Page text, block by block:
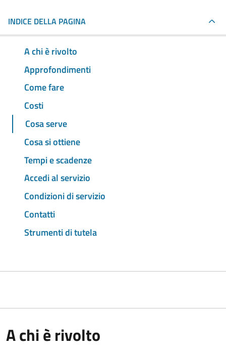
INDICE DELLA PAGINA
A chi è rivolto
Approfondimenti
Come fare
Costi
Cosa serve
Cosa si ottiene
Tempi e scadenze
Accedi al servizio
Condizioni di servizio
Contatti
Strumenti di tutela
A chi è rivolto